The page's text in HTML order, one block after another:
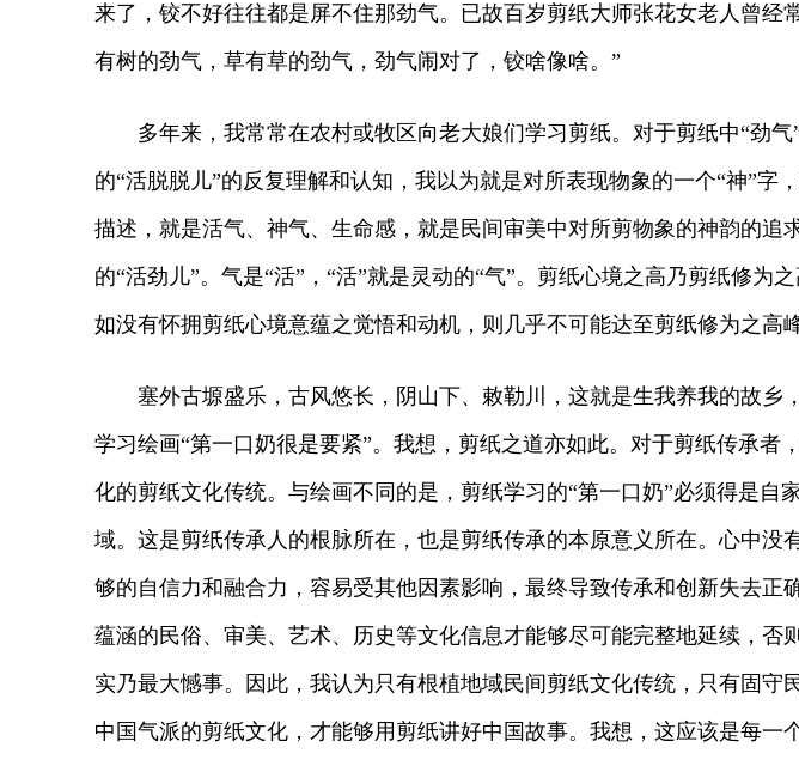
来了，铰不好往往都是屏不住那劲气。已故百岁剪纸大师张花女老人曾
有树的劲气，草有草的劲气，劲气闹对了，铰啥像啥。”
多年来，我常常在农村或牧区向老大娘们学习剪纸。对于剪纸中“劲气
的“活脱脱儿”的反复理解和认知，我以为就是对所表现物象的一个“神”
描述，就是活气、神气、生命感，就是民间审美中对所剪物象的神韵的
的“活劲儿”。气是“活”，“活”就是灵动的“气”。剪纸心境之高乃剪纸修
如没有怀拥剪纸心境意蕴之觉悟和动机，则几乎不可能达至剪纸修为之高峰
塞外古塬盛乐，古风悠长，阴山下、敕勒川，这就是生我养我的故乡
学习绘画“第一口奶很是要紧”。我想，剪纸之道亦如此。对于剪纸传承
化的剪纸文化传统。与绘画不同的是，剪纸学习的“第一口奶”必须得是
域。这是剪纸传承人的根脉所在，也是剪纸传承的本原意义所在。心中
够的自信力和融合力，容易受其他因素影响，最终导致传承和创新失去
蕴涵的民俗、审美、艺术、历史等文化信息才能够尽可能完整地延续，
实乃最大憾事。因此，我认为只有根植地域民间剪纸文化传统，只有固
中国气派的剪纸文化，才能够用剪纸讲好中国故事。我想，这应该是每一